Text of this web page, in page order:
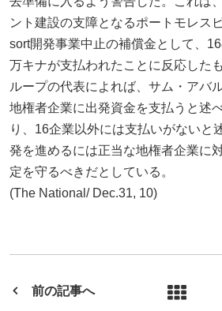
ント建設の支障となるポートモレス
sort開発事業中止の補償金として、
万キナが支払われたことに反応した
ループの代表によれば、サム・アバ
地権者企業に出発資金を支払うと述
り、16企業以外には支払いがないと
発を進めるには正当な地権者企業に
定を守るべきだとしている。
(The National/ Dec.31, 10)
前の記事へ